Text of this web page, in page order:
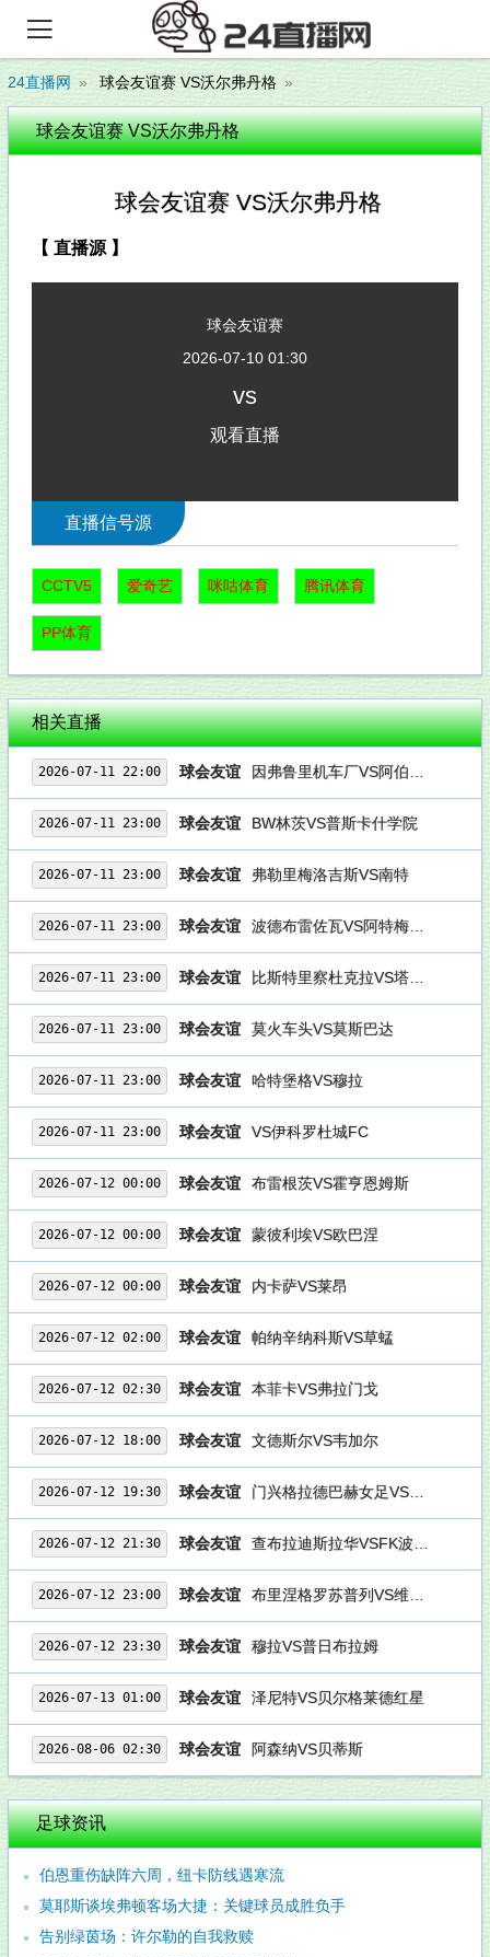

24直播网 球会友谊赛 VS沃尔弗丹格
球会友谊赛 VS沃尔弗丹格
球会友谊赛 VS沃尔弗丹格
【 直播源 】
球会友谊赛
2026-07-10 01:30
vs
观看直播
直播信号源
CCTV5 爱奇艺 咪咕体育 腾讯体育
PP体育
相关直播
2026-07-11 22:00 球会友谊 因弗鲁里机车厂VS阿伯丁后备队
2026-07-11 23:00 球会友谊 BW林茨VS普斯卡什学院
2026-07-11 23:00 球会友谊 弗勒里梅洛吉斯VS南特
2026-07-11 23:00 球会友谊 波德布雷佐瓦VS阿特梅迪亚
2026-07-11 23:00 球会友谊 比斯特里察杜克拉VS塔特拉
2026-07-11 23:00 球会友谊 莫火车头VS莫斯巴达
2026-07-11 23:00 球会友谊 哈特堡格VS穆拉
2026-07-11 23:00 球会友谊 VS伊科罗杜城FC
2026-07-12 00:00 球会友谊 布雷根茨VS霍亨恩姆斯
2026-07-12 00:00 球会友谊 蒙彼利埃VS欧巴涅
2026-07-12 00:00 球会友谊 内卡萨VS莱昂
2026-07-12 02:00 球会友谊 帕纳辛纳科斯VS草蜢
2026-07-12 02:30 球会友谊 本菲卡VS弗拉门戈
2026-07-12 18:00 球会友谊 文德斯尔VS韦加尔
2026-07-12 19:30 球会友谊 门兴格拉德巴赫女足VS美因茨女足
2026-07-12 21:30 球会友谊 查布拉迪斯拉华VSFK波德科尼斯
2026-07-12 23:00 球会友谊 布里涅格罗苏普列VS维德祖罗兹
2026-07-12 23:30 球会友谊 穆拉VS普日布拉姆
2026-07-13 01:00 球会友谊 泽尼特VS贝尔格莱德红星
2026-08-06 02:30 球会友谊 阿森纳VS贝蒂斯
足球资讯
伯恩重伤缺阵六周，纽卡防线遇寒流
莫耶斯谈埃弗顿客场大捷：关键球员成胜负手
告别绿茵场：许尔勒的自我救赎